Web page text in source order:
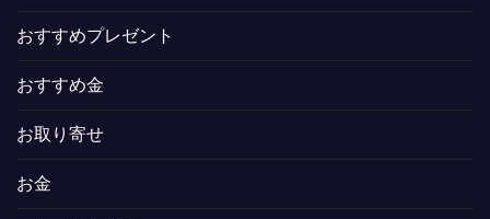
おすすめプレゼント
おすすめ金
お取り寄せ
お金